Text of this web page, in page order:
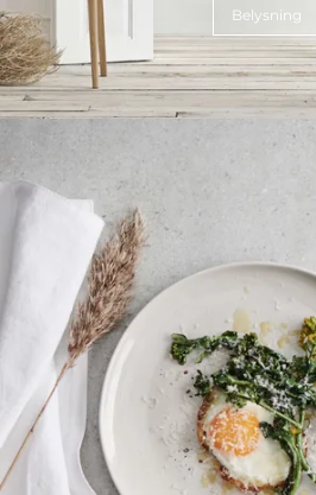
Belysning